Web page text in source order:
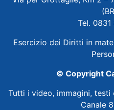
Tel. 0831
Esercizio dei Diritti in
© Copyright
Tutti i video, immagini,
Canale